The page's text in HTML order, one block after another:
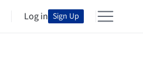
Log in Sign Up